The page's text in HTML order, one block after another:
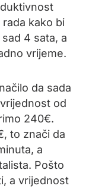
kako bi
4 sata, a
vrijeme.
da sada
od
240€.
to znači da
a
Pošto
a vrijednost